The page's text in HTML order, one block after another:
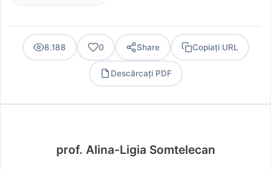
8.188 0 Share Copiați URL
Descărcați PDF
prof. Alina-Ligia Somtelecan